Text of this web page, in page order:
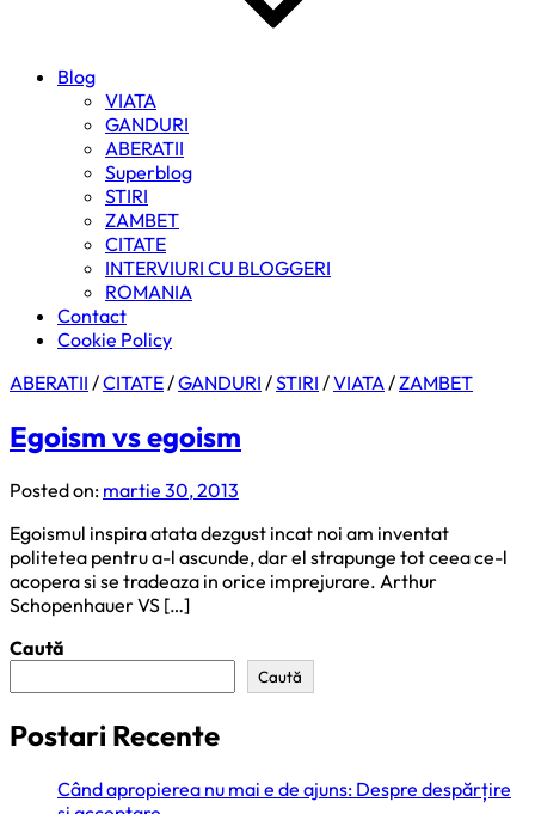
Blog
VIATA
GANDURI
ABERATII
Superblog
STIRI
ZAMBET
CITATE
INTERVIURI CU BLOGGERI
ROMANIA
Contact
Cookie Policy
ABERATII /CITATE/GANDURI /STIRI /VIATA/ZAMBET
Egoism vs egoism
Posted on: martie 30, 2013
Egoismul inspira atata dezgust incat noi am inventat
politetea pentru a-l ascunde, dar el strapunge tot ceea ce-l
acopera si se tradeaza in orice imprejurare. Arthur
Schopenhauer VS […]
Caută
Caută
Postari Recente
Când apropierea nu mai e de ajuns: Despre despărțire